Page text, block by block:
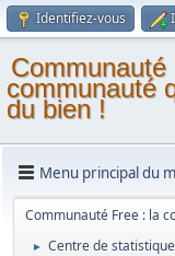
Identifiez-vous
communauté
du bien !
Menu principal du
Communauté Free : la
► Centre de